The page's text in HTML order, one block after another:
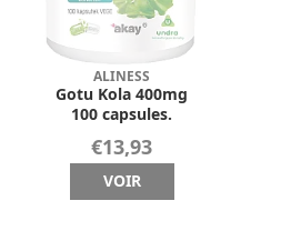
ALINESS
Gotu Kola 400mg
100 capsules.
€13,93
VOIR